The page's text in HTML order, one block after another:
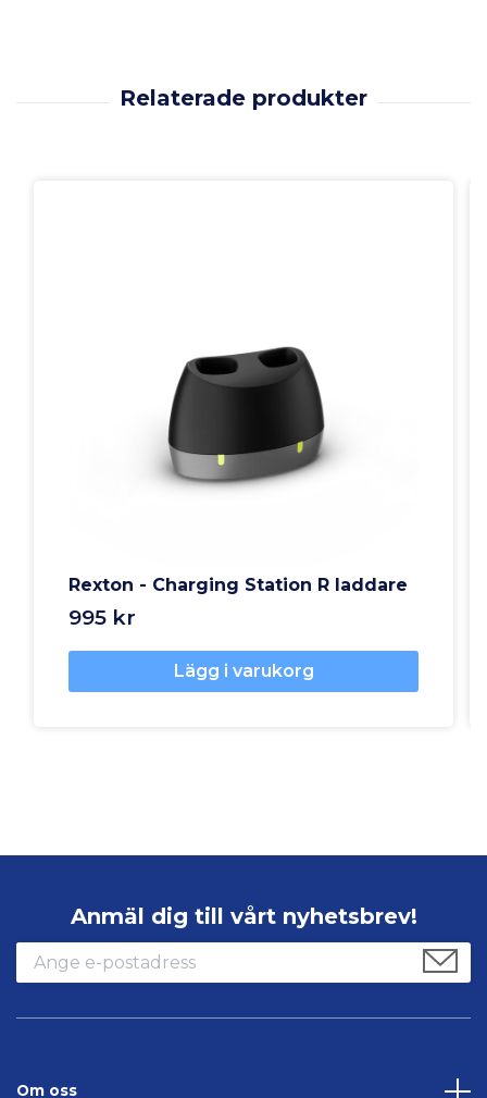
Rexton - Charging Station R laddare
995 kr
Lägg i varukorg
Anmäl dig till vårt nyhetsbrev!
Om oss